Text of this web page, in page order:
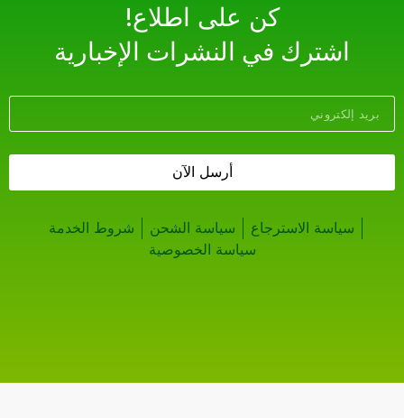
!كن على اطلاع
اشترك في النشرات الإخبارية
أرسل الآن
شروط الخدمة سياسة الشحن
سياسة الاسترجاع
سياسة الخصوصية